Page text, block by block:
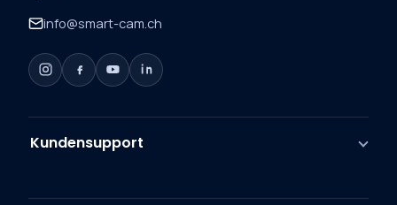
info@smart-cam.ch
Kundensupport